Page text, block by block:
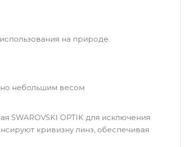
на природе.
небольшим весом
SWAROVSKI OPTIK для исключения
кривизну линз, обеспечивая